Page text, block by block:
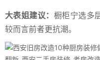
大表姐建议： 橱柜宁选多
较而言前者更抗潮。